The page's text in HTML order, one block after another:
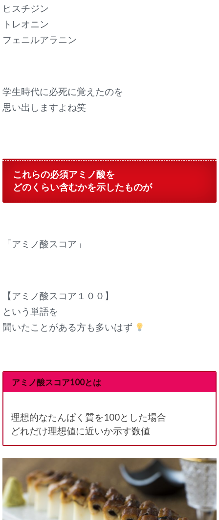
ヒスチジン
トレオニン
フェニルアラニン
学生時代に必死に覚えたのを
思い出しますよね笑
これらの必須アミノ酸を
どのくらい含むかを示したものが
「アミノ酸スコア」
【アミノ酸スコア１００】
という単語を
聞いたことがある方も多いはず
アミノ酸スコア100とは
理想的なたんぱく質を100とした場合
どれだけ理想値に近いか示す数値